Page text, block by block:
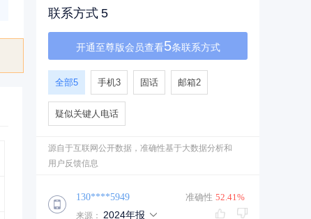
联系方式 5
开通至尊版会员查看5条联系方式
全部5 手机3 固话 邮箱2
疑似关键人电话
源自于互联网公开数据，准确性基于大数据分析和
用户反馈信息
130****5949 准确性 52.41%
来源： 2024年报